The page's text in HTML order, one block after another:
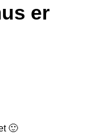
er
🙂